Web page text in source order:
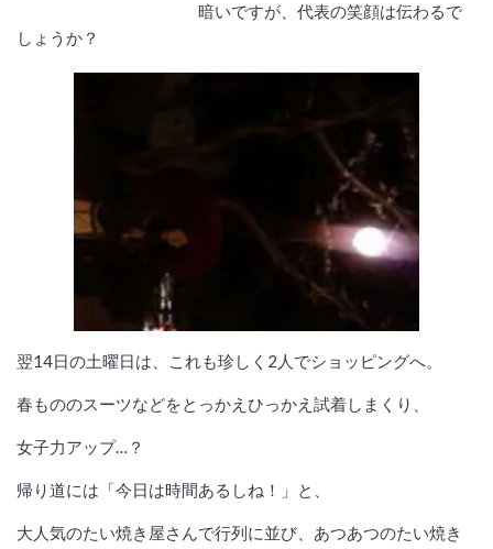
暗いですが、代表の笑顔は伝わるで
しょうか？
翌14日の土曜日は、これも珍しく2人でショッピングへ。
春もののスーツなどをとっかえひっかえ試着しまくり、
女子力アップ…？
帰り道には「今日は時間あるしね！」と、
大人気のたい焼き屋さんで行列に並び、あつあつのたい焼き